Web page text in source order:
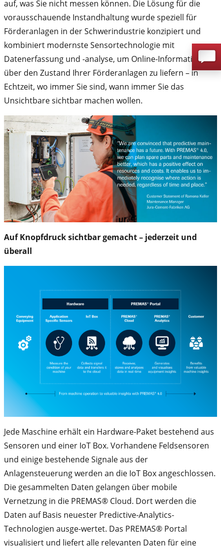
auf, was Sie nicht messen können. Die Lösung für die
vorausschauende Instandhaltung wurde speziell für
Förderanlagen in der Schwerindustrie konzipiert und
kombiniert modernste Sensortechnologie mit
Datenerfassung und -analyse, um Online-Informationen
über den Zustand Ihrer Förderanlagen zu liefern – in
Echtzeit, wo immer Sie sind, wann immer Sie das
Unsichtbare sichtbar machen wollen.
Auf Knopfdruck sichtbar gemacht – jederzeit und
überall
Jede Maschine erhält ein Hardware-Paket bestehend aus
Sensoren und einer IoT Box. Vorhandene Feldsensoren
und einige bestehende Signale aus der
Anlagensteuerung werden an die IoT Box angeschlossen.
Die gesammelten Daten gelangen über mobile
Vernetzung in die PREMAS® Cloud. Dort werden die
Daten auf Basis neuester Predictive-Analytics-
Technologien ausge-wertet. Das PREMAS® Portal
visualisiert und liefert alle relevanten Daten für eine